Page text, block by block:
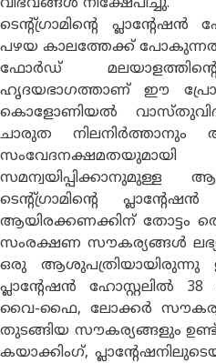
വിഭവങ്ങൾ നിക്ഷേപിച്ചു.
ടെൻ്റ്ഗ്രാമിൻ്റെ
പഴയ കാലത്തേക്ക്
ഫോർഡ്
ഹൃദയഭാഗത്താണ് ഈ
കൊളോണിയൽ
ചാരുത നിലനിർത്താനും
സമന്വയിപ്പിക്കാനുമുള്ള
ടെൻ്റ്ഗ്രാമിൻ്റെ
ആയിരക്കണക്കിന് തോട്ടം
സംരക്ഷണ സൗകര്യങ്ങൾ
ഒരു ആശുപത്രിയായിരുന്നു ഈ
പ്ലാൻ്റേഷൻ ഹോസ്റ്റലിൽ
വൈ-ഫൈ, ലോക്കർ സൗകര്യം,
തുടങ്ങിയ സൗകര്യങ്ങളും
കയാക്കിംഗ്,